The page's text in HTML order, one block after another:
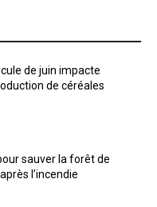
de juin impacte
de céréales
sauver la forêt de
l’incendie